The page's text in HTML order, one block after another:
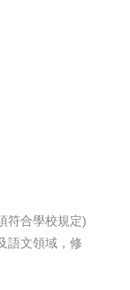
符合學校規定)
語文領域，修